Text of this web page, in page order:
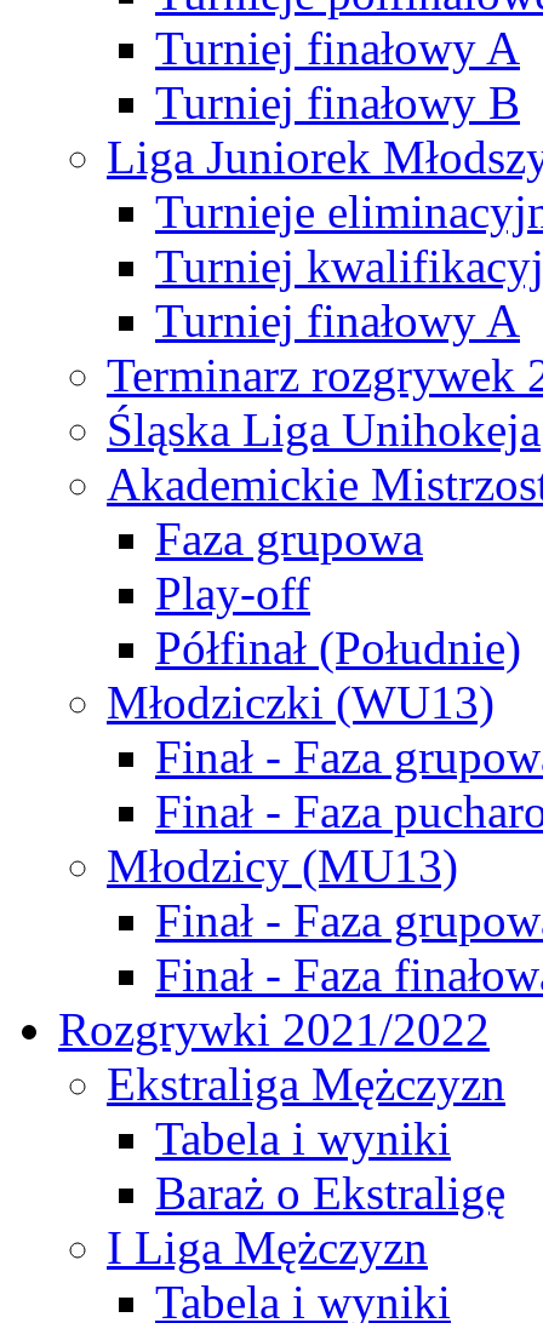
Turniej finałowy A
Turniej finałowy B
Liga Juniorek
Turnieje
Turniej
Turniej finałowy A
Terminarz rozgrywek
Śląska Liga Unihokeja
Akademickie
Faza grupowa
Play-off
Półfinał (Południe)
Młodziczki (WU13)
Finał - Faza
Finał - Faza
Młodzicy (MU13)
Finał - Faza
Finał - Faza
Rozgrywki 2021/2022
Ekstraliga Mężczyzn
Tabela i wyniki
Baraż o Ekstraligę
I Liga Mężczyzn
Tabela i wyniki